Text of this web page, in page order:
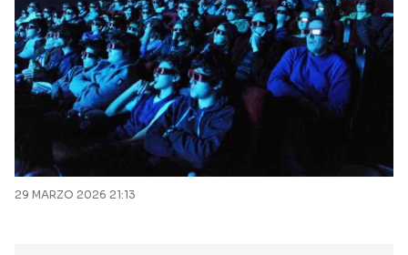
29 MARZO 2026 21:13